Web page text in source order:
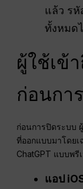
แล้ว รหั
ทั้งหมด
ผู้ใช้เข้
ก่อนกา
ก่อนการปิดระบบ
ที่ออกแบบมาโดยเ
ChatGPT แบบพรี
แอป